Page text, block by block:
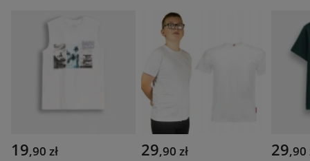
19,90 zł 29,90 zł 29,90